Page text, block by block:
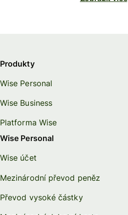
Produkty
Wise Personal
Wise Business
Platforma Wise
Wise Personal
Wise účet
Mezinárodní převod peněz
Převod vysoké částky